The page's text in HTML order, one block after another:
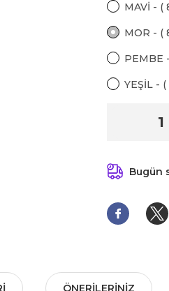
MAVİ - (
MOR - (
PEMBE
YEŞİL -
Bugün
ÖNERILERINIZ